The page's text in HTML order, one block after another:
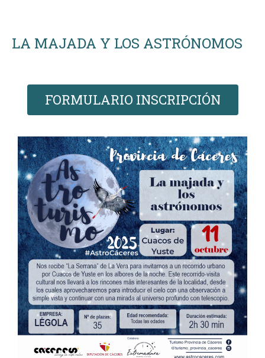
LA MAJADA Y LOS ASTRÓNOMOS
FORMULARIO INSCRIPCIÓN